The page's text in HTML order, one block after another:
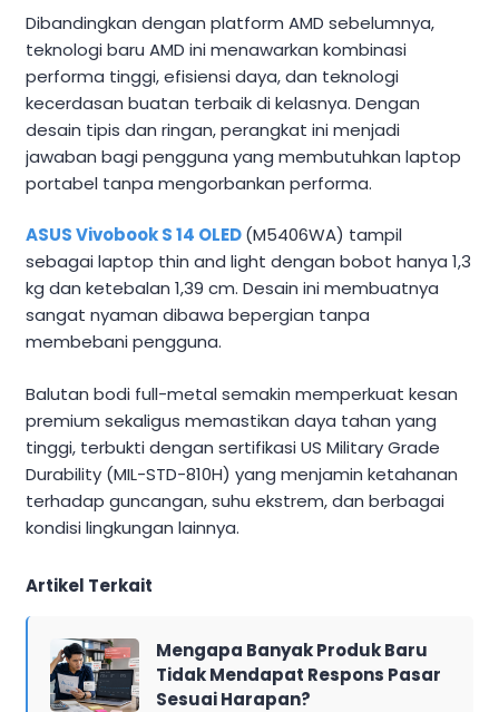
Dibandingkan dengan platform AMD sebelumnya,
teknologi baru AMD ini menawarkan kombinasi
performa tinggi, efisiensi daya, dan teknologi
kecerdasan buatan terbaik di kelasnya. Dengan
desain tipis dan ringan, perangkat ini menjadi
jawaban bagi pengguna yang membutuhkan laptop
portabel tanpa mengorbankan performa.
ASUS Vivobook S 14 OLED(M5406WA) tampil
sebagai laptop thin and light dengan bobot hanya 1,3
kg dan ketebalan 1,39 cm. Desain ini membuatnya
sangat nyaman dibawa bepergian tanpa
membebani pengguna.
Balutan bodi full-metal semakin memperkuat kesan
premium sekaligus memastikan daya tahan yang
tinggi, terbukti dengan sertifikasi US Military Grade
Durability (MIL-STD-810H) yang menjamin ketahanan
terhadap guncangan, suhu ekstrem, dan berbagai
kondisi lingkungan lainnya.
Artikel Terkait
Mengapa Banyak Produk Baru
Tidak Mendapat Respons Pasar
Sesuai Harapan?